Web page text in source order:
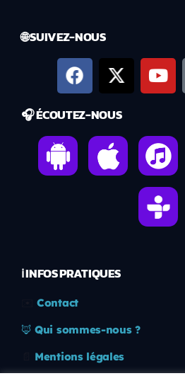
🌐 SUIVEZ-NOUS
🎧 ÉCOUTEZ-NOUS
ℹ️ INFOS PRATIQUES
Contact
🦊 Qui sommes-nous ?
Mentions légales